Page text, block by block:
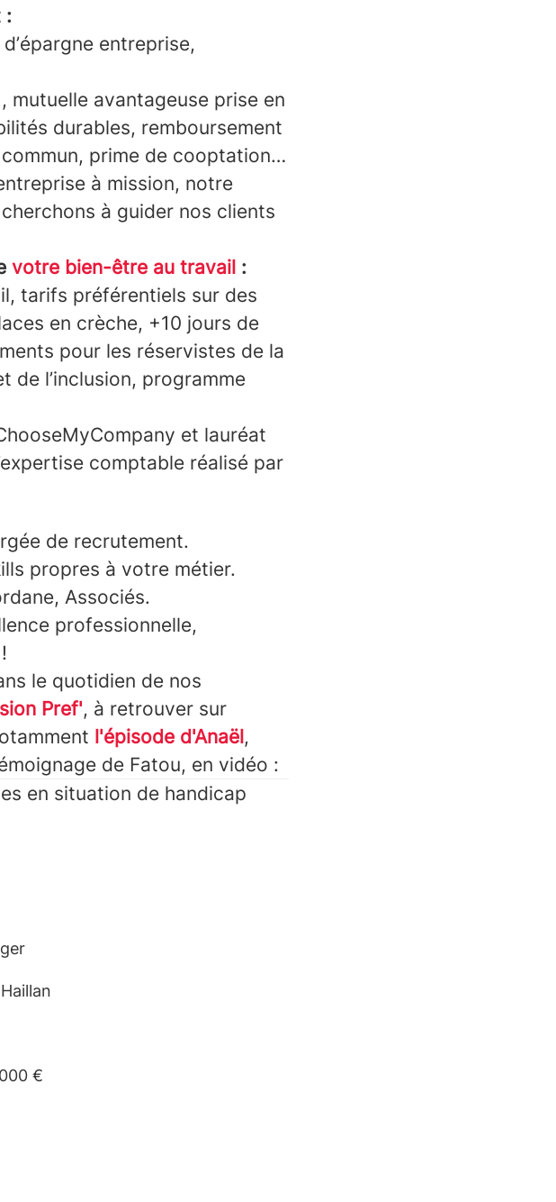
:
entreprise,
avantageuse prise en
durables, remboursement
prime de cooptation…
à mission, notre
à guider nos clients
votre bien-être au travail :
tarifs préférentiels sur des
en crèche, +10 jours de
pour les réservistes de la
de l’inclusion, programme
et lauréat
comptable réalisé par
de recrutement.
propres à votre métier.
Associés.
professionnelle,
le quotidien de nos
Pref', à retrouver sur
l'épisode d'Anaël,
de Fatou, en vidéo :
en situation de handicap
€